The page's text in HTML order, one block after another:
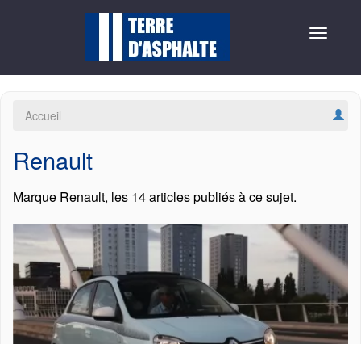
Toggle
Accueil
Renault
Marque Renault, les 14 articles publiés à ce sujet.